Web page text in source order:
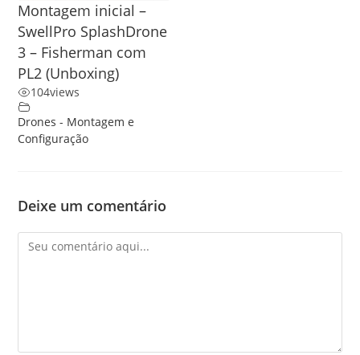
Montagem inicial –
SwellPro SplashDrone
3 – Fisherman com
PL2 (Unboxing)
104views
Drones - Montagem e
Configuração
Deixe um comentário